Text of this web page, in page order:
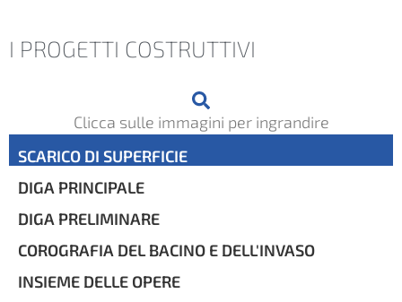
I PROGETTI COSTRUTTIVI
Clicca sulle immagini per ingrandire
SCARICO DI SUPERFICIE
DIGA PRINCIPALE
DIGA PRELIMINARE
COROGRAFIA DEL BACINO E DELL'INVASO
INSIEME DELLE OPERE